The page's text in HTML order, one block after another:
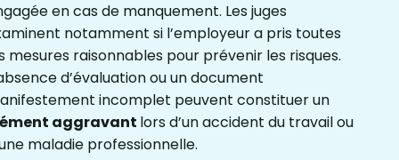
en cas de manquement. Les juges
notamment si l’employeur a pris toutes
mesures raisonnables pour prévenir les risques.
d’évaluation ou un document
incomplet peuvent constituer un
aggravant lors d’un accident du travail ou
maladie professionnelle.